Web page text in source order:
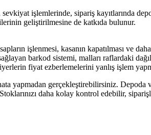
işlemlerinde, sipariş kayıtlarında
geliştirilmesine de katkıda bulunur.
işlenmesi, kasanın kapatılması ve
barkod sistemi, malları raflardaki
fiyat ezberlemelerini yanlış işlem
yapmadan gerçekleştirebilirsiniz.
daha kolay kontrol edebilir,